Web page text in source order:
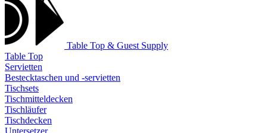
Table Top & Guest Supply
Table Top
Servietten
Bestecktaschen und -servietten
Tischsets
Tischmitteldecken
Tischläufer
Tischdecken